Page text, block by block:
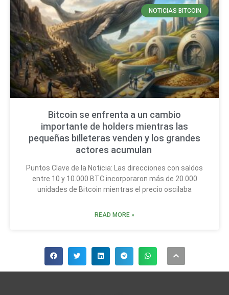
NOTICIAS BITCOIN
Bitcoin se enfrenta a un cambio
importante de holders mientras las
pequeñas billeteras venden y los grandes
actores acumulan
Puntos Clave de la Noticia: Las direcciones con saldos
entre 10 y 10.000 BTC incorporaron más de 20.000
unidades de Bitcoin mientras el precio oscilaba
READ MORE »